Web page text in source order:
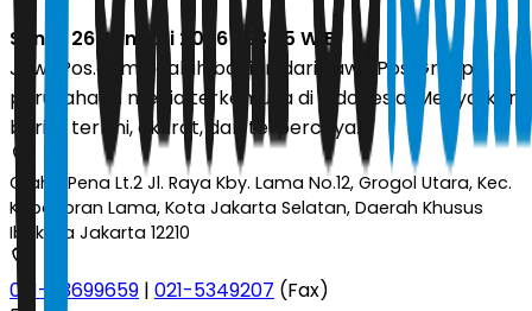
Senin, 26 Januari 2026 | 23.25 WIB
JawaPos.com adalah bagian dari Jawa Pos Group,
perusahaan media terkemuka di Indonesia. Menyajikan
berita terkini, akurat, dan terpercaya.
Graha Pena Lt.2 Jl. Raya Kby. Lama No.12, Grogol Utara, Kec.
Kebayoran Lama, Kota Jakarta Selatan, Daerah Khusus
Ibukota Jakarta 12210
021-53699659 | 021-5349207 (Fax)